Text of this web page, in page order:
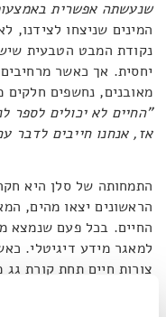
שנעשתה אפשרית
המינים שניצחו לצידנו,
נקודת המבט הטבעית
יחסית. אך כאשר
מאובנים, נחשפים חלקים
"החיים לא יכולים לספר
אז, אנחנו חייבים לדבר
התמחותה של סלן היא חקר
הראשונים יצאו מהים,
החיים. בכל פעם שנמצא
למאגר מידע דיגיטלי.
צורות חיים תחת קורת
בדפוסי שינוי מהותיים
לעקוב אחר שינוי מבנה